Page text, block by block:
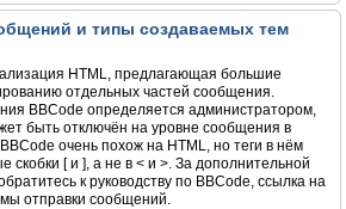
и типы создаваемых тем
HTML, предлагающая большие
отдельных частей сообщения.
BBCode определяется администратором,
быть отключён на уровне сообщения в
очень похож на HTML, но теги в нём
скобки [ и ], а не в < и >. За дополнительной
к руководству по BBCode, ссылка на
отправки сообщений.